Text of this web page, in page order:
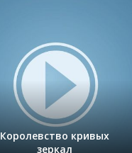
Королевство кривых
зеркал